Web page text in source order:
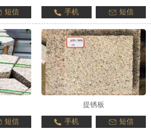
短信 手机 短信
短信
提锈板
手机 短信